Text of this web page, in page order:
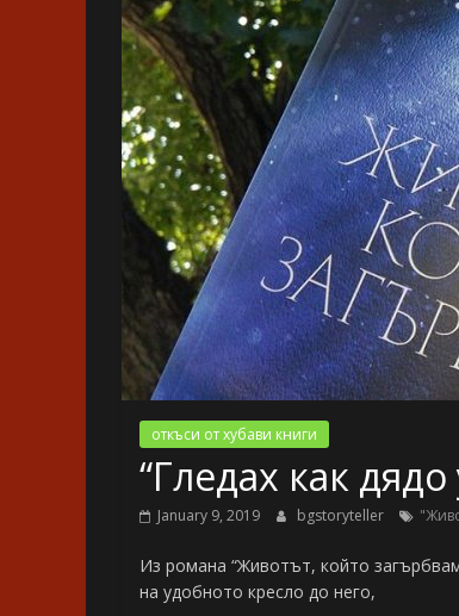
откъси от хубави книги
“Гледах как
January 9, 2019 bgstoryteller
Из романа “Животът, който
на удобното кресло до него,